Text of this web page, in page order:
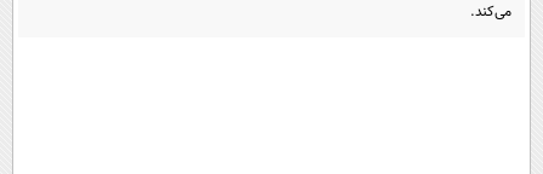
می‌کند.